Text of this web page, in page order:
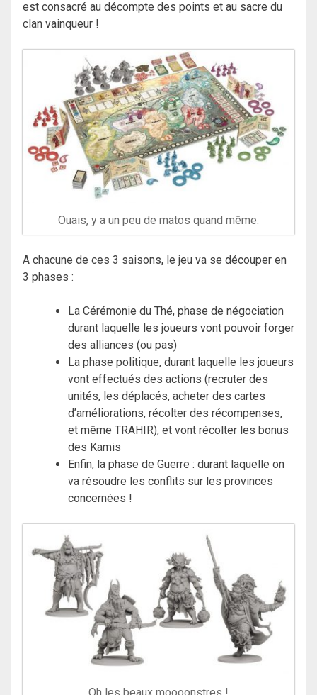
est consacré au décompte des points et au sacre du
clan vainqueur !
Ouais, y a un peu de matos quand même.
A chacune de ces 3 saisons, le jeu va se découper en
3 phases :
La Cérémonie du Thé, phase de négociation
durant laquelle les joueurs vont pouvoir forger
des alliances (ou pas)
La phase politique, durant laquelle les joueurs
vont effectués des actions (recruter des
unités, les déplacés, acheter des cartes
d’améliorations, récolter des récompenses,
et même TRAHIR), et vont récolter les bonus
des Kamis
Enfin, la phase de Guerre : durant laquelle on
va résoudre les conflits sur les provinces
concernées !